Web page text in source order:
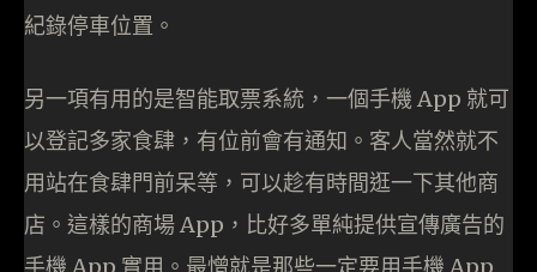
紀錄停車位置。
另一項有用的是智能取票系統，一個手機 App 就可
以登記多家食肆，有位前會有通知。客人當然就不
用站在食肆門前呆等，可以趁有時間逛一下其他商
店。這樣的商場 App，比好多單純提供宣傳廣告的